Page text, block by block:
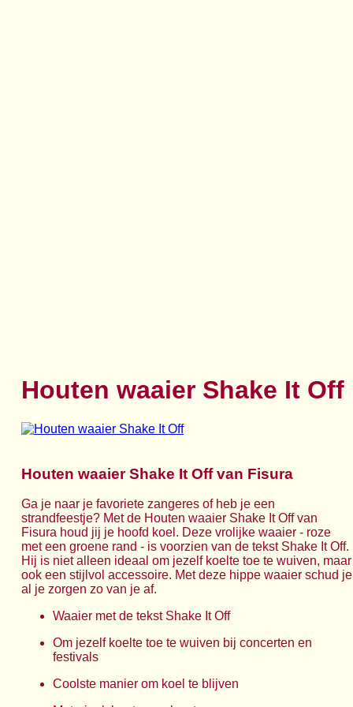
Houten waaier Shake It Off
Houten waaier Shake It Off van Fisura
Ga je naar je favoriete zangeres of heb je een
strandfeestje? Met de Houten waaier Shake It Off van
Fisura houd jij je hoofd koel. Deze vrolijke waaier - roze
met een groene rand - is voorzien van de tekst Shake It Off.
Hij is niet alleen ideaal om jezelf koelte toe te wuiven, maar
ook een stijlvol accessoire. Met deze hippe waaier schud je
al je zorgen zo van je af.
Waaier met de tekst Shake It Off
Om jezelf koelte toe te wuiven bij concerten en
festivals
Coolste manier om koel te blijven